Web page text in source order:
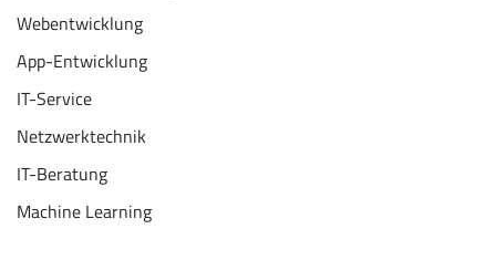
Webentwicklung
App-Entwicklung
IT-Service
Netzwerktechnik
IT-Beratung
Machine Learning